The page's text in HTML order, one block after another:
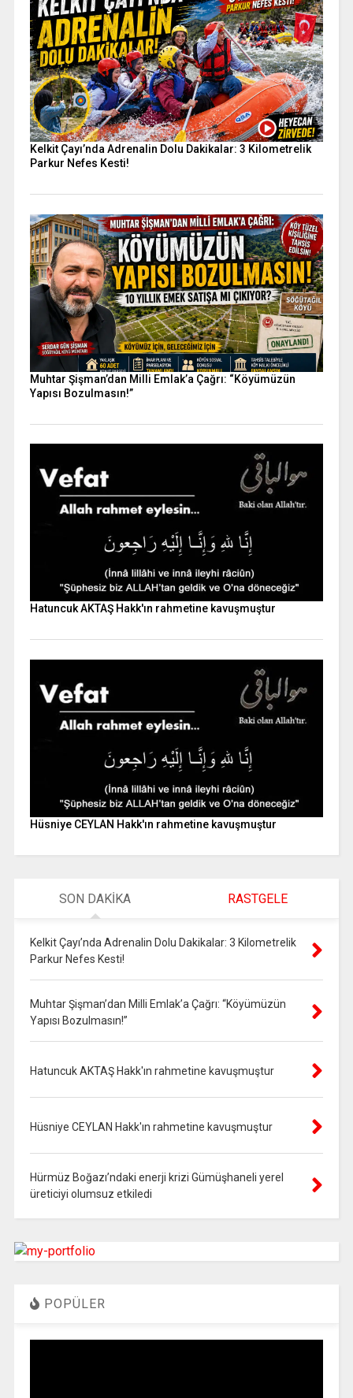
Kelkit Çayı’nda Adrenalin Dolu Dakikalar: 3 Kilometrelik
Parkur Nefes Kesti!
Muhtar Şişman’dan Milli Emlak’a Çağrı: “Köyümüzün
Yapısı Bozulmasın!”
Hatuncuk AKTAŞ Hakk'ın rahmetine kavuşmuştur
Hüsniye CEYLAN Hakk'ın rahmetine kavuşmuştur
SON DAKİKA RASTGELE
Kelkit Çayı’nda Adrenalin Dolu Dakikalar: 3 Kilometrelik
Parkur Nefes Kesti!
Muhtar Şişman’dan Milli Emlak’a Çağrı: “Köyümüzün
Yapısı Bozulmasın!”
Hatuncuk AKTAŞ Hakk'ın rahmetine kavuşmuştur
Hüsniye CEYLAN Hakk'ın rahmetine kavuşmuştur
Hürmüz Boğazı’ndaki enerji krizi Gümüşhaneli yerel
üreticiyi olumsuz etkiledi
POPÜLER